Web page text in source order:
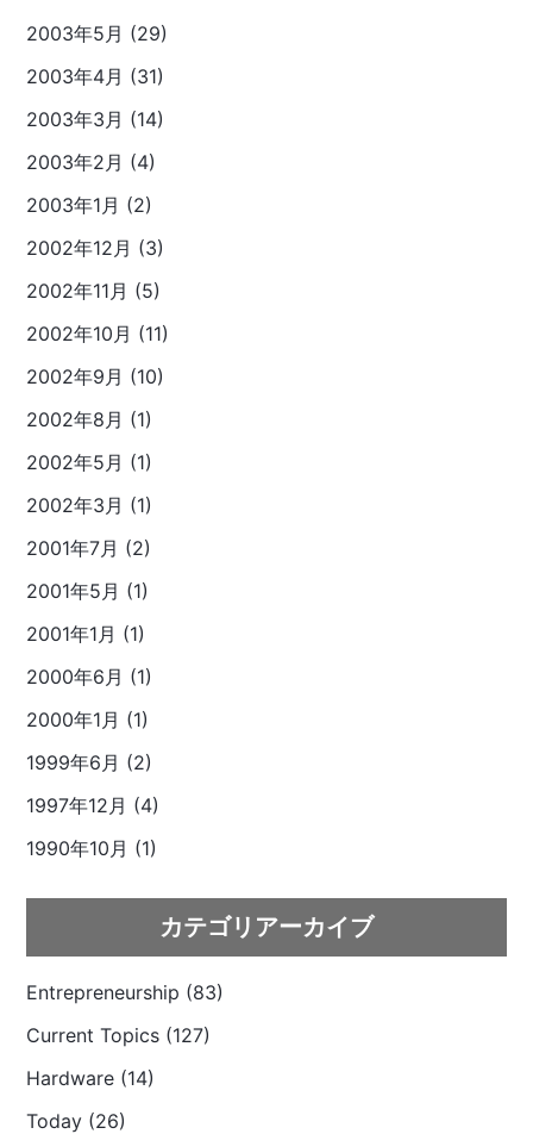
2003年5月 (29)
2003年4月 (31)
2003年3月 (14)
2003年2月 (4)
2003年1月 (2)
2002年12月 (3)
2002年11月 (5)
2002年10月 (11)
2002年9月 (10)
2002年8月 (1)
2002年5月 (1)
2002年3月 (1)
2001年7月 (2)
2001年5月 (1)
2001年1月 (1)
2000年6月 (1)
2000年1月 (1)
1999年6月 (2)
1997年12月 (4)
1990年10月 (1)
カテゴリアーカイブ
Entrepreneurship (83)
Current Topics (127)
Hardware (14)
Today (26)